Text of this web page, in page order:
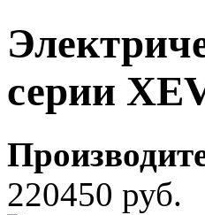
серии
220450 руб.